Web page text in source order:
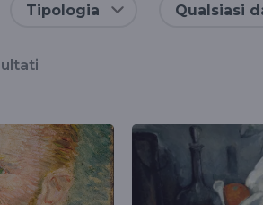
Tipologia Qualsiasi